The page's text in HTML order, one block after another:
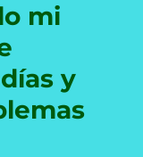
mi
y